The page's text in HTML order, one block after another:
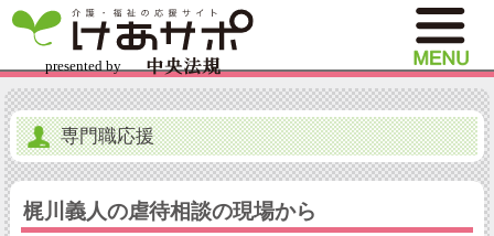
専門職応援
梶川義人の虐待相談の現場から